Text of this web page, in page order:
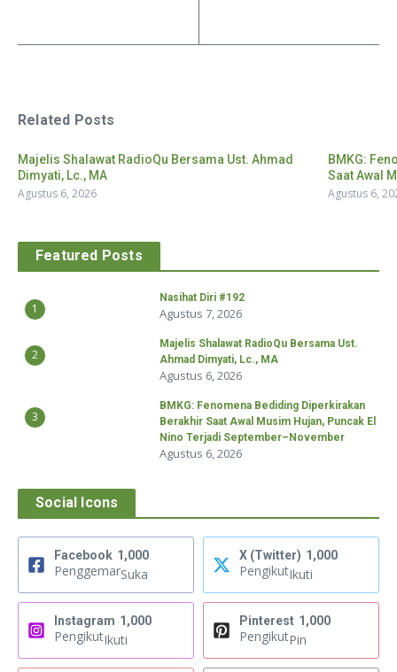
Related Posts
Majelis Shalawat RadioQu Bersama Ust. Ahmad
Dimyati, Lc., MA
Agustus 6, 2026
BMKG:
Saat Awal
Agustus 6,
Featured Posts
1
Nasihat Diri #192
Agustus 7, 2026
2
Majelis Shalawat RadioQu Bersama Ust.
Ahmad Dimyati, Lc., MA
Agustus 6, 2026
3
BMKG: Fenomena Bediding Diperkirakan
Berakhir Saat Awal Musim Hujan, Puncak El
Nino Terjadi September–November
Agustus 6, 2026
Social Icons
Facebook 1,000
PenggemarSuka
X (Twitter) 1,000
PengikutIkuti
Instagram 1,000
PengikutIkuti
Pinterest 1,000
PengikutPin